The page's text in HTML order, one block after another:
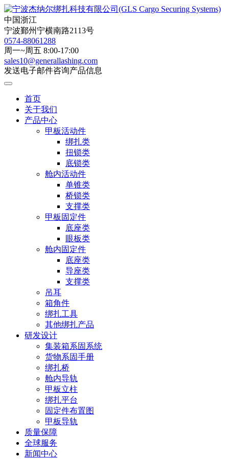
中国浙江
宁波鄞州宁横南路2113号
0574-88061288
周一~周五 8:00-17:00
sales10@generallashing.com
发送电子邮件咨询产品信息
首页
关于我们
产品中心
甲板活动件
绑扎类
扭锁类
底锁类
舱内活动件
单锥类
桥锁类
支撑类
甲板固定件
底座类
眼板类
舱内固定件
底座类
导座类
支撑类
吊耳
箱角件
绑扎工具
其他绑扎产品
研发设计
集装箱系固系统
货物系固手册
绑扎桥
舱内导轨
甲板立柱
绑扎平台
固定件布置图
甲板导轨
质量保障
全球服务
新闻中心